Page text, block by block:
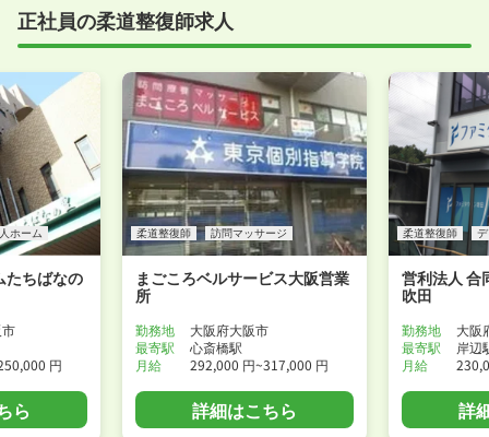
正社員の柔道整復師求人
ホーム
たちばなの
円
ら
柔道整復師 訪問マッサージ
まごころベルサービス大阪営業
所
勤務地
大阪府大阪市
最寄駅
心斎橋駅
月給
292,000 円~317,000 円
詳細はこちら
柔道整復師
営利法人 合
吹田
勤務地
大阪
最寄駅
岸辺
月給
詳